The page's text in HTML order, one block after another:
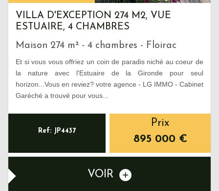
VILLA D'EXCEPTION 274 M2, VUE
ESTUAIRE, 4 CHAMBRES
Maison 274 m² - 4 chambres - Floirac
Et si vous vous offriez un coin de paradis niché au coeur de
la nature avec l'Estuaire de la Gironde pour seul
horizon...Vous en reviez? votre agence - LG IMMO - Cabinet
Garéché a trouvé pour vous...
Ref: JP4437
Prix
895 000 €
VOIR